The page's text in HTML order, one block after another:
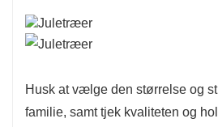
forberede og opbevare dit
Husk at vælge den størrelse og
familie, samt tjek kvaliteten og